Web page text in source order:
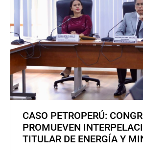
CASO PETROPERÚ:
PROMUEVEN
TITULAR DE ENERGÍA Y